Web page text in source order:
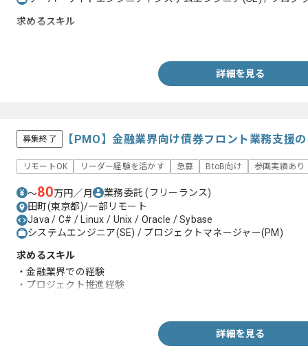
求めるスキル
詳細を見る
募集終了 【PMO】金融業界向け債券フロント業務支援
リモートOK リーダー経験を活かす 急募 BtoB向け 参画実績あり
〜80万円／月 業務委託(フリーランス)
田町(東京都)/一部リモート
Java / C# / Linux / Unix / Oracle / Sybase
システムエンジニア(SE) / プロジェクトマネージャー(PM)
求めるスキル
・金融業界での経験
・プロジェクト推進経験
詳細を見る